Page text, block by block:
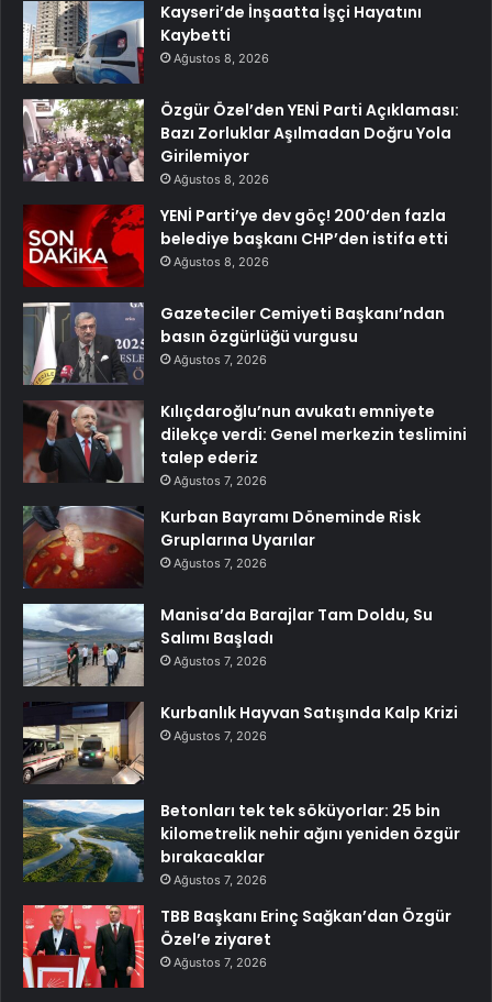
Kayseri’de İnşaatta İşçi Hayatını
Kaybetti
Ağustos 8, 2026
Özgür Özel’den YENİ Parti Açıklaması:
Bazı Zorluklar Aşılmadan Doğru Yola
Girilemiyor
Ağustos 8, 2026
YENİ Parti’ye dev göç! 200’den fazla
belediye başkanı CHP’den istifa etti
Ağustos 8, 2026
Gazeteciler Cemiyeti Başkanı’ndan
basın özgürlüğü vurgusu
Ağustos 7, 2026
Kılıçdaroğlu’nun avukatı emniyete
dilekçe verdi: Genel merkezin teslimini
talep ederiz
Ağustos 7, 2026
Kurban Bayramı Döneminde Risk
Gruplarına Uyarılar
Ağustos 7, 2026
Manisa’da Barajlar Tam Doldu, Su
Salımı Başladı
Ağustos 7, 2026
Kurbanlık Hayvan Satışında Kalp Krizi
Ağustos 7, 2026
Betonları tek tek söküyorlar: 25 bin
kilometrelik nehir ağını yeniden özgür
bırakacaklar
Ağustos 7, 2026
TBB Başkanı Erinç Sağkan’dan Özgür
Özel’e ziyaret
Ağustos 7, 2026